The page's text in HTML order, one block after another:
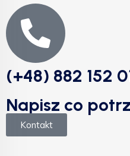
(+48) 882 152
Napisz co
Kontakt